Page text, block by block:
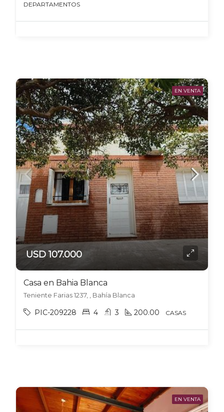
DEPARTAMENTOS
EN VENTA
USD 107.000
Casa en Bahia Blanca
Teniente Farias 1237, , Bahía Blanca
PIC-209228 4 3 200.00 CASAS
EN VENTA